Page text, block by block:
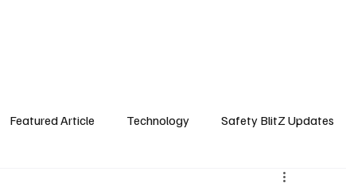
Featured Article Technology Safety BlitZ Updates